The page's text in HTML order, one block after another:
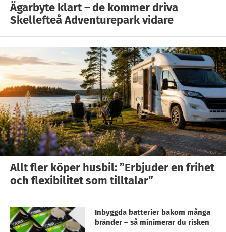
Ägarbyte klart – de kommer driva
Skellefteå Adventurepark vidare
Allt fler köper husbil: ”Erbjuder en frihet
och flexibilitet som tilltalar”
Inbyggda batterier bakom många
bränder – så minimerar du risken